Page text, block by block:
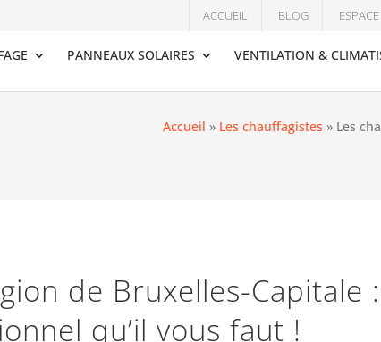
ACCUEIL BLOG
PANNEAUX SOLAIRES VENTILATION &
Accueil » Les chauffagistes » Les
de Bruxelles-Capitale
qu’il vous faut !